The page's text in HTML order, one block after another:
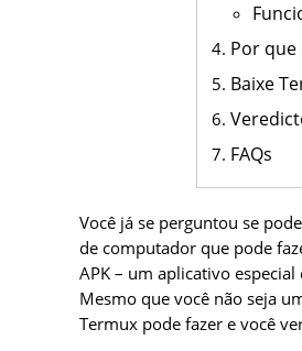
Por que
Baixe
FAQs
Você já se perguntou se
de computador que pode
APK – um aplicativo
Mesmo que você não seja
Termux pode fazer e você